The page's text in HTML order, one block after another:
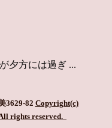
夕方には過ぎ ...
3629-82 Copyright(c)
rights reserved.